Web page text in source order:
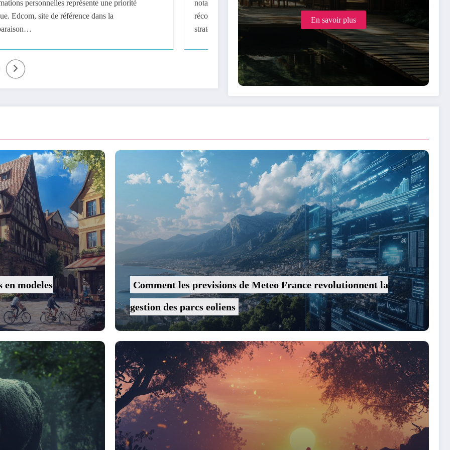
notamment grâce aux systèmes innovants de
récompenses. Les entreprises modernes adoptent des
stratégies avant-gardistes…
élément fascinant de notre communication écrite. Cette
pratique, héritée des lettres…En savoir plus
modeles
Comment les previsions de Meteo France revolutionnent la
gestion des parcs eoliens